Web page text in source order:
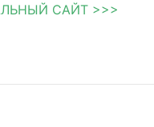
САЙТ >>>